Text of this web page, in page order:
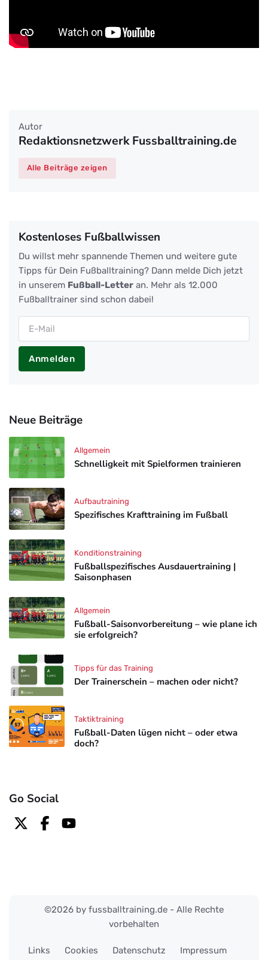
Autor
Redaktionsnetzwerk Fussballtraining.de
Alle Beiträge zeigen
Kostenloses Fußballwissen
Du willst mehr spannende Themen und weitere gute
Tipps für Dein Fußballtraining? Dann melde Dich jetzt
in unserem Fußball-Letter an. Mehr als 12.000
Fußballtrainer sind schon dabei!
Anmelden
Neue Beiträge
Schnelligkeit mit Spielformen trainieren
Allgemein
Spezifisches Krafttraining im Fußball
Aufbautraining
Fußballspezifisches Ausdauertraining |
Saisonphasen
Konditionstraining
Fußball-Saisonvorbereitung – wie plane ich
sie erfolgreich?
Allgemein
Der Trainerschein – machen oder nicht?
Tipps für das Training
Fußball-Daten lügen nicht – oder etwa
doch?
Taktiktraining
Go Social
©2026 by fussballtraining.de - Alle Rechte
vorbehalten
Links Cookies Datenschutz Impressum